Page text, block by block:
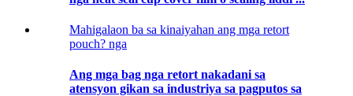
Mahigalaon ba sa kinaiyahan ang mga retort
pouch? nga
Ang mga bag nga retort nakadani sa
atensyon gikan sa industriya sa pagputos sa